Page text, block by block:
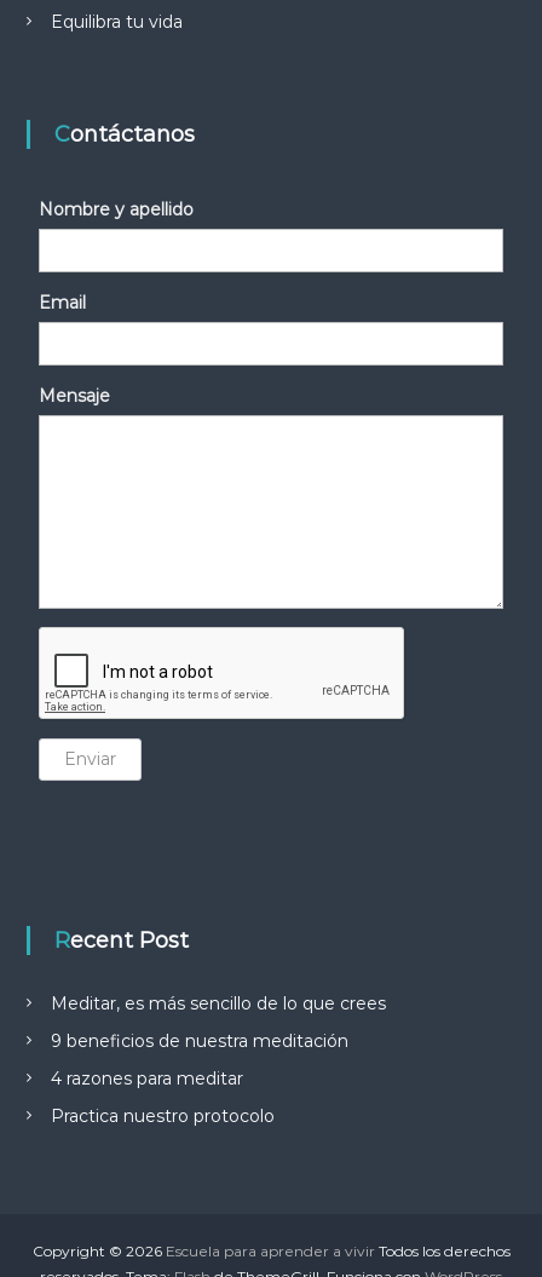
Equilibra tu vida
Contáctanos
Nombre y apellido
Email
Mensaje
Enviar
Recent Post
Meditar, es más sencillo de lo que crees
9 beneficios de nuestra meditación
4 razones para meditar
Practica nuestro protocolo
Copyright © 2026 Escuela para aprender a vivirTodos los derechos